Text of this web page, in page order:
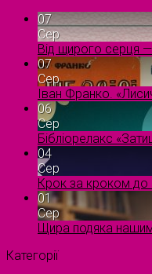
07
Сер
Від щирого серця
07
Сер
Іван Франко.
06
Сер
Бібліорелакс
04
Сер
Крок за кроком до
01
Сер
Щира подяка
Категорії